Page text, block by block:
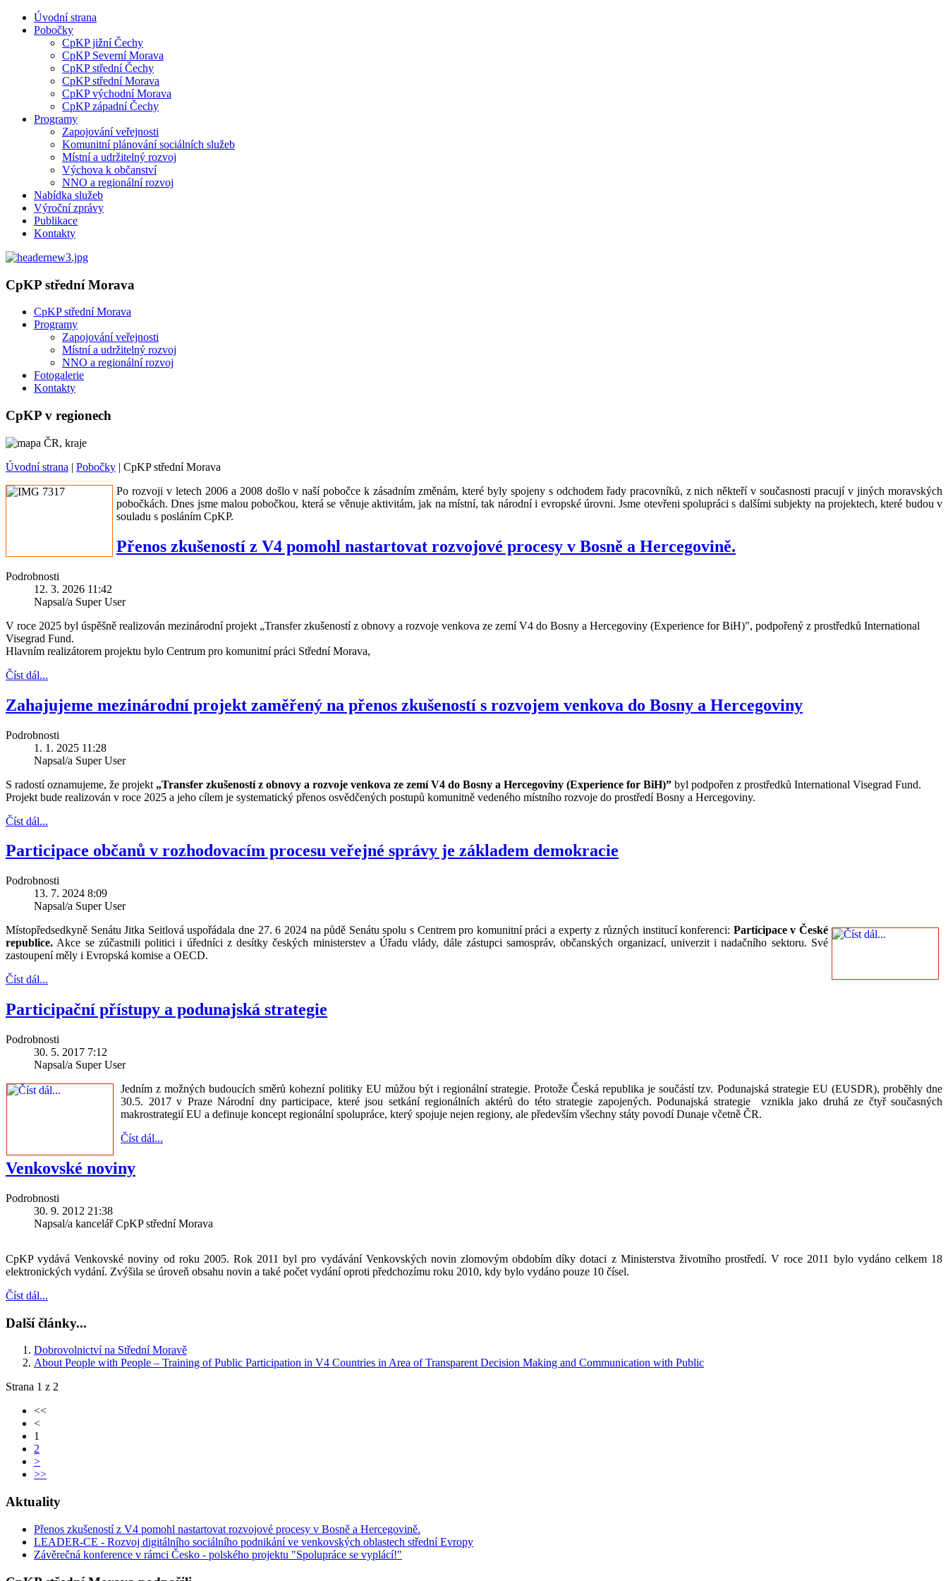
Úvodní strana
Pobočky
CpKP jižní Čechy
CpKP Severní Morava
CpKP střední Čechy
CpKP střední Morava
CpKP východní Morava
CpKP západní Čechy
Programy
Zapojování veřejnosti
Komunitní plánování sociálních služeb
Místní a udržitelný rozvoj
Výchova k občanství
NNO a regionální rozvoj
Nabídka služeb
Výroční zprávy
Publikace
Kontakty
CpKP střední Morava
CpKP střední Morava
Programy
Zapojování veřejnosti
Místní a udržitelný rozvoj
NNO a regionální rozvoj
Fotogalerie
Kontakty
CpKP v regionech
Úvodní strana | Pobočky | CpKP střední Morava
Po rozvoji v letech 2006 a 2008 došlo v naší pobočce k zásadním změnám, které byly spojeny s odchodem řady pracovníků, z nich někteří v současnosti pracují v jiných moravských
pobočkách. Dnes jsme malou pobočkou, která se věnuje aktivitám, jak na místní, tak národní i evropské úrovni. Jsme otevřeni spolupráci s dalšími subjekty na projektech, které budou v
souladu s posláním CpKP.
Přenos zkušeností z V4 pomohl nastartovat rozvojové procesy v Bosně a Hercegovině.
Podrobnosti
12. 3. 2026 11:42
Napsal/a Super User
V roce 2025 byl úspěšně realizován mezinárodní projekt „Transfer zkušeností z obnovy a rozvoje venkova ze zemí V4 do Bosny a Hercegoviny (Experience for BiH)", podpořený z prostředků International
Visegrad Fund.
Hlavním realizátorem projektu bylo Centrum pro komunitní práci Střední Morava,
Číst dál...
Zahajujeme mezinárodní projekt zaměřený na přenos zkušeností s rozvojem venkova do Bosny a Hercegoviny
Podrobnosti
1. 1. 2025 11:28
Napsal/a Super User
S radostí oznamujeme, že projekt „Transfer zkušeností z obnovy a rozvoje venkova ze zemí V4 do Bosny a Hercegoviny (Experience for BiH)” byl podpořen z prostředků International Visegrad Fund.
Projekt bude realizován v roce 2025 a jeho cílem je systematický přenos osvědčených postupů komunitně vedeného místního rozvoje do prostředí Bosny a Hercegoviny.
Číst dál...
Participace občanů v rozhodovacím procesu veřejné správy je základem demokracie
Podrobnosti
13. 7. 2024 8:09
Napsal/a Super User
Místopředsedkyně Senátu Jitka Seitlová uspořádala dne 27. 6 2024 na půdě Senátu spolu s Centrem pro komunitní práci a experty z různých institucí konferenci: Participace v České
republice. Akce se zúčastnili politici i úředníci z desítky českých ministerstev a Úřadu vlády, dále zástupci samospráv, občanských organizací, univerzit i nadačního sektoru. Své
zastoupení měly i Evropská komise a OECD.
Číst dál...
Participační přístupy a podunajská strategie
Podrobnosti
30. 5. 2017 7:12
Napsal/a Super User
Jedním z možných budoucích směrů kohezní politiky EU můžou být i regionální strategie. Protože Česká republika je součástí tzv. Podunajská strategie EU (EUSDR), proběhly dne
30.5. 2017 v Praze Národní dny participace, které jsou setkání regionálních aktérů do této strategie zapojených. Podunajská strategie vznikla jako druhá ze čtyř současných
makrostrategií EU a definuje koncept regionální spolupráce, který spojuje nejen regiony, ale především všechny státy povodí Dunaje včetně ČR.
Číst dál...
Venkovské noviny
Podrobnosti
30. 9. 2012 21:38
Napsal/a kancelář CpKP střední Morava
CpKP vydává Venkovské noviny od roku 2005. Rok 2011 byl pro vydávání Venkovských novin zlomovým obdobím díky dotaci z Ministerstva životního prostředí. V roce 2011 bylo vydáno celkem 18
elektronických vydání. Zvýšila se úroveň obsahu novin a také počet vydání oproti předchozímu roku 2010, kdy bylo vydáno pouze 10 čísel.
Číst dál...
Další články...
Dobrovolnictví na Střední Moravě
About People with People – Training of Public Participation in V4 Countries in Area of Transparent Decision Making and Communication with Public
Strana 1 z 2
<<
<
1
2
>
>>
Aktuality
Přenos zkušeností z V4 pomohl nastartovat rozvojové procesy v Bosně a Hercegovině.
LEADER-CE - Rozvoj digitálního sociálního podnikání ve venkovských oblastech střední Evropy
Závěrečná konference v rámci Česko - polského projektu "Spolupráce se vyplácí!"